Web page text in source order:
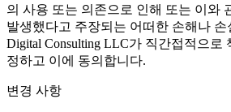
의 사용 또는 의존으로 인해 또는 이와
발생했다고 주장되는 어떠한 손해나 손
Digital Consulting LLC가 직간접적으로
정하고 이에 동의합니다.
변경 사항